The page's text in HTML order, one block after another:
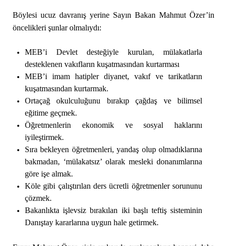
Böylesi ucuz davranış yerine Sayın Bakan Mahmut Özer’in
öncelikleri şunlar olmalıydı:
MEB’i Devlet desteğiyle kurulan, mülakatlarla
desteklenen vakıfların kuşatmasından kurtarması
MEB’i imam hatipler diyanet, vakıf ve tarikatların
kuşatmasından kurtarmak.
Ortaçağ okulculuğunu bırakıp çağdaş ve bilimsel
eğitime geçmek.
Öğretmenlerin ekonomik ve sosyal haklarını
iyileştirmek.
Sıra bekleyen öğretmenleri, yandaş olup olmadıklarına
bakmadan, ‘mülakatsız’ olarak mesleki donanımlarına
göre işe almak.
Köle gibi çalıştırılan ders ücretli öğretmenler sorununu
çözmek.
Bakanlıkta işlevsiz bırakılan iki başlı teftiş sisteminin
Danıştay kararlarına uygun hale getirmek.